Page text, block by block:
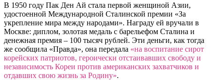
В 1950 году Пак Ден Ай стала первой женщиной Азии,
удостоенной Международной Сталинской премии «За
укрепление мира между народами». Награду ей вручали в
Москве: диплом, золотая медаль с барельефом Сталина и
денежная премия – 100 тысяч рублей. Эти деньги, как тогда
же сообщила «Правда», она передала «на воспитание сирот
корейских патриотов, героически отстаивавших свободу и
независимость Кореи против американских захватчиков и
отдавших свою жизнь за Родину».